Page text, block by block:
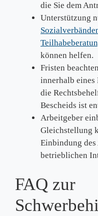
die Sie dem
Unterstützung
können helfen.
Fristen
innerhalb eines
die
Bescheids ist
Arbeitgeber
Gleichstellung
Einbindung des
betrieblichen
FAQ zur